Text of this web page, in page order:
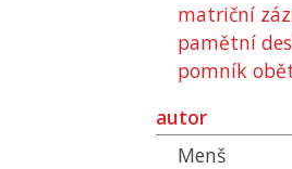
matriční
pamětní
pomník
autor
Menš